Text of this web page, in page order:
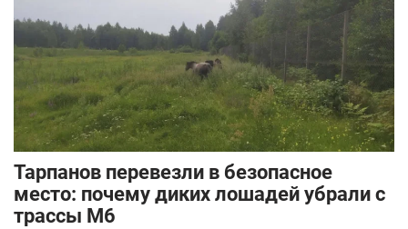
Тарпанов перевезли в безопасное
место: почему диких лошадей убрали с
трассы М6